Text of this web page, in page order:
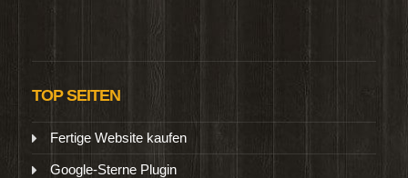
TOP SEITEN
Fertige Website kaufen
Google-Sterne Plugin